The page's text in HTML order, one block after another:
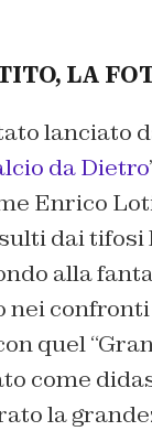
LA
lanciato
da Dietro
Enrico
dai tifosi
alla
nei
quel
come
la